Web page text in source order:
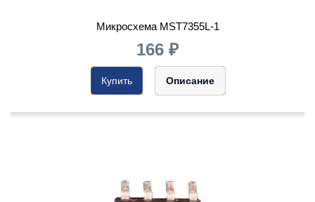
Микросхема MST7355L-1
166 ₽
Купить Описание